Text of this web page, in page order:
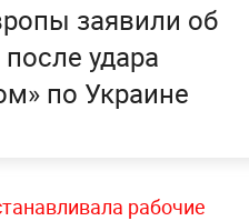
заявили об
удара
по Украине
рабочие